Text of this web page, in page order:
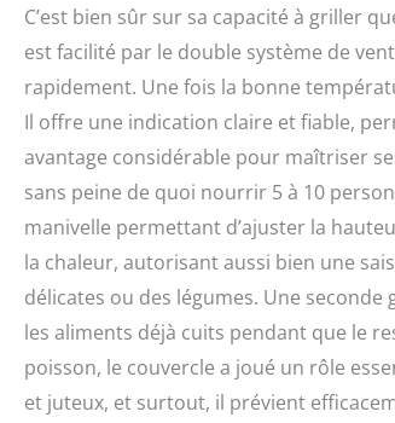
C’est bien sûr sur sa capacité à griller
est facilité par le double système de
rapidement. Une fois la bonne
Il offre une indication claire et fiable,
avantage considérable pour maîtriser
sans peine de quoi nourrir 5 à 10
manivelle permettant d’ajuster la
la chaleur, autorisant aussi bien une
délicates ou des légumes. Une
les aliments déjà cuits pendant que le
poisson, le couvercle a joué un rôle
et juteux, et surtout, il prévient